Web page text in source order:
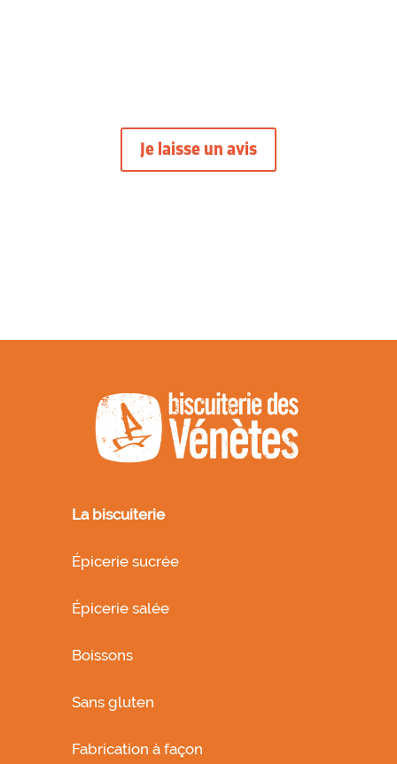
Je laisse un avis
La biscuiterie
Épicerie sucrée
Épicerie salée
Boissons
Sans gluten
Fabrication à façon